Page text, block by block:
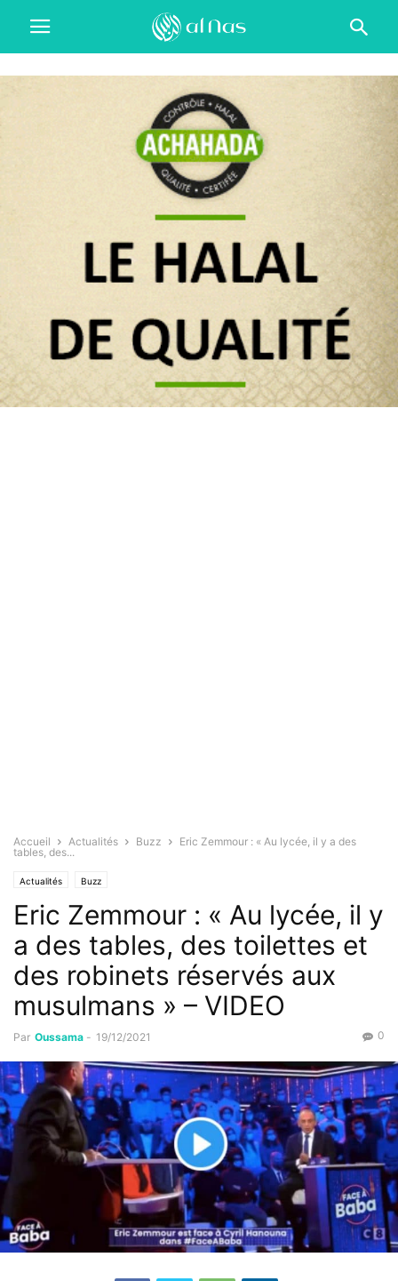
Accueil Actualités Buzz
Eric Zemmour : « Au lycée, il y a des
tables, des...
Actualités Buzz
Eric Zemmour : « Au lycée, il y
a des tables, des toilettes et
des robinets réservés aux
musulmans » – VIDEO
Par Oussama - 19/12/2021 0